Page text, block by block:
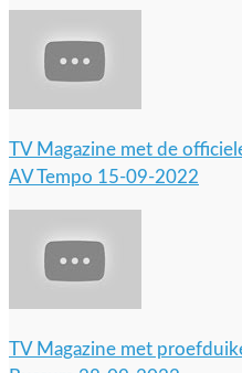
TV Magazine met de
AV Tempo 15-09-2022
TV Magazine met